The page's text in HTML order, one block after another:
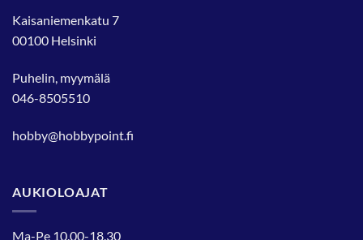
Kaisaniemenkatu 7
00100 Helsinki
Puhelin, myymälä
046-8505510
hobby@hobbypoint.fi
AUKIOLOAJAT
Ma-Pe 10.00-18.30